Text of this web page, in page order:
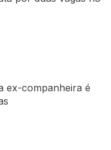
ex-companheira é